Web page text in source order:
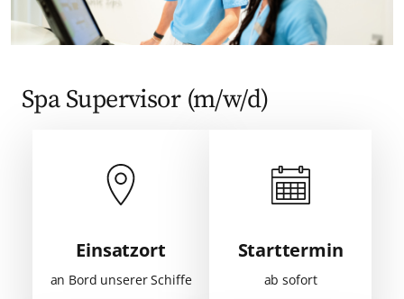
Spa Supervisor (m/w/d)
an Bord unserer Schiffe
Einsatzort
ab sofort
Starttermin